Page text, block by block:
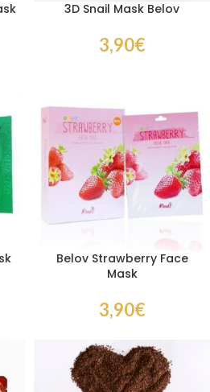
3D Snail Mask Belov
3,90€
Belov Strawberry Face
Mask
3,90€